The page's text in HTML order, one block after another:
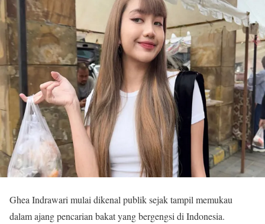
Ghea Indrawari mulai dikenal publik sejak tampil memukau
dalam ajang pencarian bakat yang bergengsi di Indonesia.